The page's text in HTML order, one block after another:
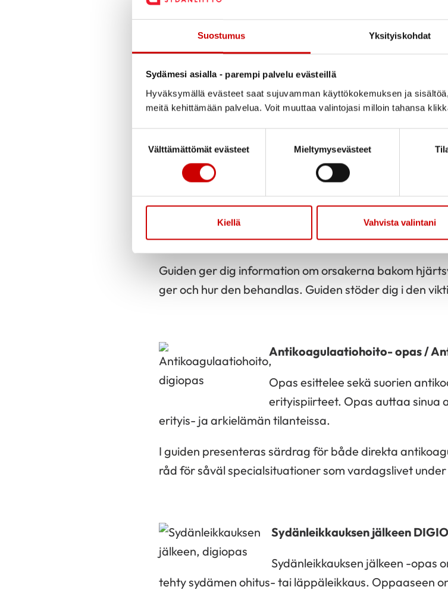
Suostumus Yksityiskohdat
Sydämesi asialla - parempi palvelu evästeillä
Hyväksymällä evästeet saat sujuvamman käyttökokemuksen ja
meitä kehittämään palvelua. Voit muuttaa valintojasi milloin tahansa
Välttämättömät evästeet
Mieltymysevästeet
Kiellä Vahvista valintani
Oppaassa esitellään eteisvärinä
hoitolinjat. Saat tietoa myös elintavoista ja varmuutta
I guiden presenteras förmaksflimmer som sjukdom samt hur den
information om levnadsvanor och trygghet i vardagen.
Saat oppaasta tietoa sydämen
hoitomuodoista. Opas tukee sinua tärkeässä
Guiden ger dig information om orsakerna bakom
ger och hur den behandlas. Guiden stöder dig i den
Antikoagulaatiohoito- opas /
Opas esittelee sekä suorien
erityispiirteet. Opas auttaa sinua
erityis- ja arkielämän tilanteissa.
I guiden presenteras särdrag för både direkta
råd för såväl specialsituationer som vardagslivet
Sydänleikkauksen jälkeen
Sydänleikkauksen jälkeen -opas
tehty sydämen ohitus- tai läppäleikkaus. Oppaaseen